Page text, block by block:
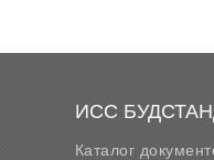
ИСС
Каталог